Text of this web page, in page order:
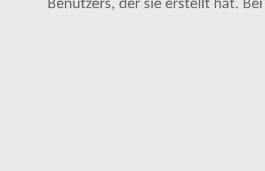
Benutzers, der sie erstellt hat.